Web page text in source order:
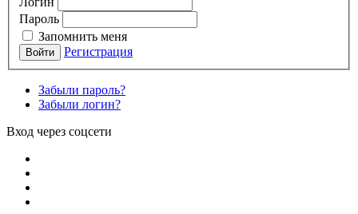
Пароль
Запомнить меня
Регистрация
Забыли пароль?
Забыли логин?
Вход через соцсети